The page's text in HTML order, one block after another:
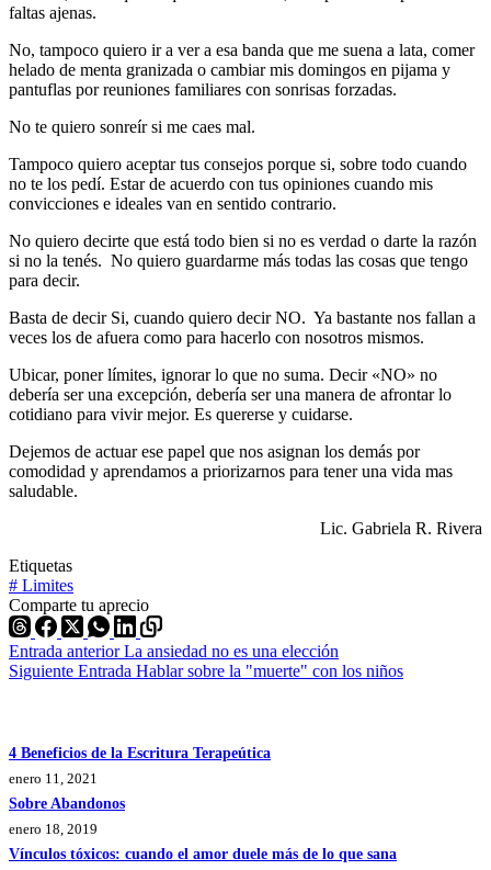
faltas ajenas.
No, tampoco quiero ir a ver a esa banda que me suena a lata, comer
helado de menta granizada o cambiar mis domingos en pijama y
pantuflas por reuniones familiares con sonrisas forzadas.
No te quiero sonreír si me caes mal.
Tampoco quiero aceptar tus consejos porque si, sobre todo cuando
no te los pedí. Estar de acuerdo con tus opiniones cuando mis
convicciones e ideales van en sentido contrario.
No quiero decirte que está todo bien si no es verdad o darte la razón
si no la tenés. No quiero guardarme más todas las cosas que tengo
para decir.
Basta de decir Si, cuando quiero decir NO. Ya bastante nos fallan a
veces los de afuera como para hacerlo con nosotros mismos.
Ubicar, poner límites, ignorar lo que no suma. Decir «NO» no
debería ser una excepción, debería ser una manera de afrontar lo
cotidiano para vivir mejor. Es quererse y cuidarse.
Dejemos de actuar ese papel que nos asignan los demás por
comodidad y aprendamos a priorizarnos para tener una vida mas
saludable.
Lic. Gabriela R. Rivera
Etiquetas
# Limites
Comparte tu aprecio
Entrada anteriorLa ansiedad no es una elección
Siguiente Entrada Hablar sobre la "muerte" con los niños
4 Beneficios de la Escritura Terapeútica
enero 11, 2021
Sobre Abandonos
enero 18, 2019
Vínculos tóxicos: cuando el amor duele más de lo que sana